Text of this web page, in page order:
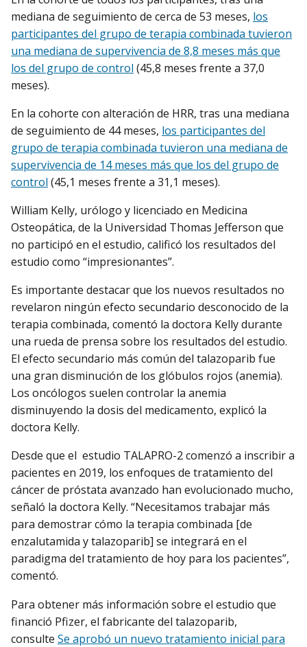
mediana de seguimiento de cerca de 53 meses, los
participantes del grupo de terapia combinada tuvieron
una mediana de supervivencia de 8,8 meses más que
los del grupo de control(45,8 meses frente a 37,0
meses).
En la cohorte con alteración de HRR, tras una mediana
de seguimiento de 44 meses, los participantes del
grupo de terapia combinada tuvieron una mediana de
supervivencia de 14 meses más que los del grupo de
control(45,1 meses frente a 31,1 meses).
William Kelly, urólogo y licenciado en Medicina
Osteopática, de la Universidad Thomas Jefferson que
no participó en el estudio, calificó los resultados del
estudio como “impresionantes”.
Es importante destacar que los nuevos resultados no
revelaron ningún efecto secundario desconocido de la
terapia combinada, comentó la doctora Kelly durante
una rueda de prensa sobre los resultados del estudio.
El efecto secundario más común del talazoparib fue
una gran disminución de los glóbulos rojos (anemia).
Los oncólogos suelen controlar la anemia
disminuyendo la dosis del medicamento, explicó la
doctora Kelly.
Desde que el estudio TALAPRO-2 comenzó a inscribir a
pacientes en 2019, los enfoques de tratamiento del
cáncer de próstata avanzado han evolucionado mucho,
señaló la doctora Kelly. “Necesitamos trabajar más
para demostrar cómo la terapia combinada [de
enzalutamida y talazoparib] se integrará en el
paradigma del tratamiento de hoy para los pacientes”,
comentó.
Para obtener más información sobre el estudio que
financió Pfizer, el fabricante del talazoparib,
consulte Se aprobó un nuevo tratamiento inicial para